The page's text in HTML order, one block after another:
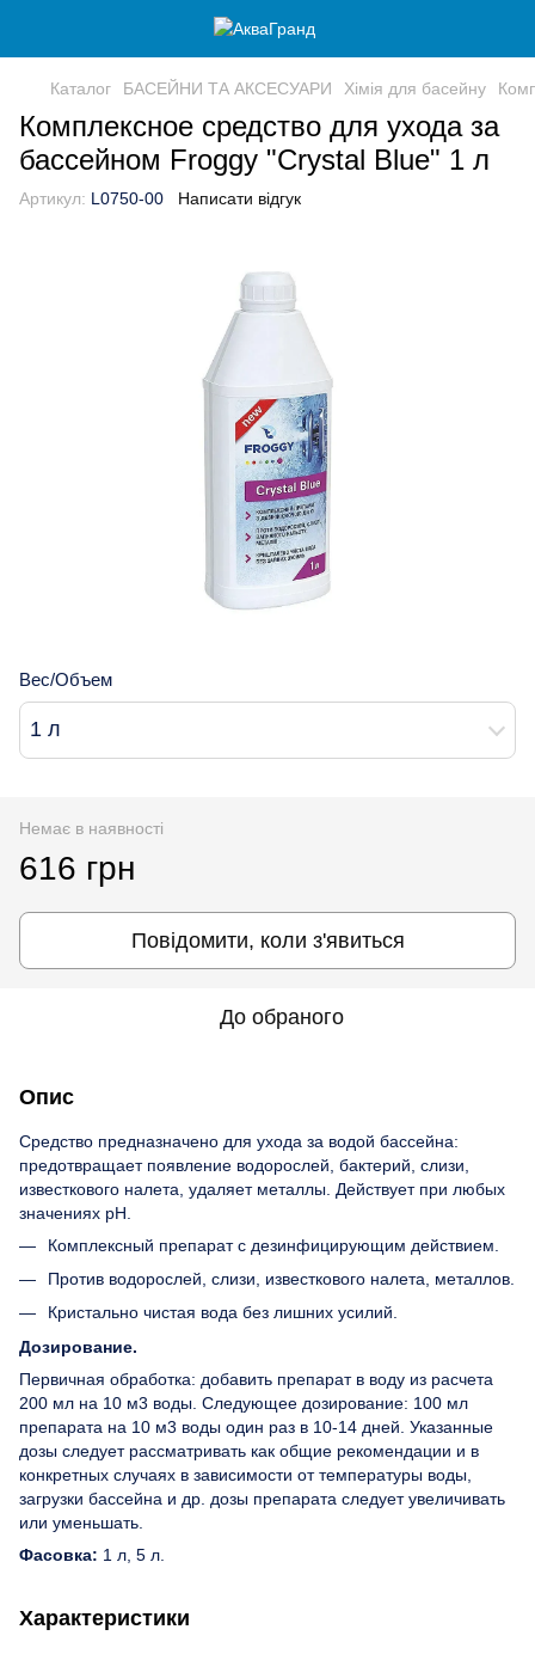
Каталог БАСЕЙНИ ТА АКСЕСУАРИ Хімія для басейну
Комплексное средство для ухода за
бассейном Froggy "Crystal Blue" 1 л
Артикул: L0750-00 Написати відгук
Вес/Объем
1 л
Немає в наявності
616 грн
Повідомити, коли з'явиться
До обраного
Опис
Средство предназначено для ухода за водой бассейна:
предотвращает появление водорослей, бактерий, слизи,
известкового налета, удаляет металлы. Действует при любых
значениях рН.
Комплексный препарат с дезинфицирующим действием.
Против водорослей, слизи, известкового налета, металлов.
Кристально чистая вода без лишних усилий.
Дозирование.
Первичная обработка: добавить препарат в воду из расчета
200 мл на 10 м3 воды. Следующее дозирование: 100 мл
препарата на 10 м3 воды один раз в 10-14 дней. Указанные
дозы следует рассматривать как общие рекомендации и в
конкретных случаях в зависимости от температуры воды,
загрузки бассейна и др. дозы препарата следует увеличивать
или уменьшать.
Фасовка: 1 л, 5 л.
Характеристики